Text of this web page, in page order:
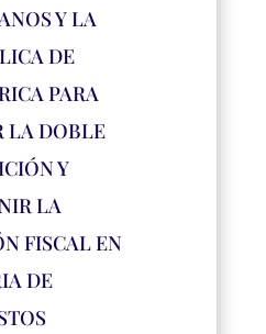
Y LA
DE
PARA
LA DOBLE
Y
LA
FISCAL EN
DE